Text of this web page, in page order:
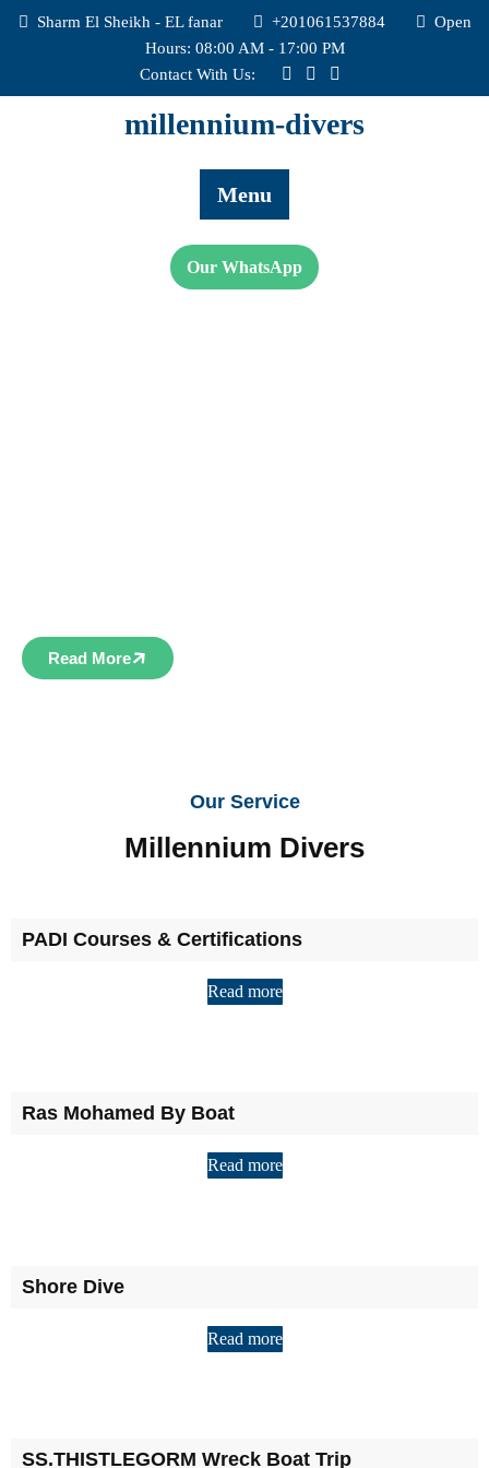
Sharm El Sheikh - EL fanar +201061537884
Open
Hours: 08:00 AM - 17:00 PM
Contact With Us:
millennium-divers
Menu
Our WhatsApp
Read More
Our Service
Millennium Divers
PADI Courses & Certifications
Read more
Ras Mohamed By Boat
Read more
Shore Dive
Read more
SS.THISTLEGORM Wreck Boat Trip